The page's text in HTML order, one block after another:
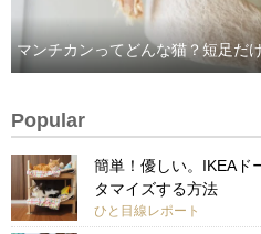
マンチカンってどんな猫？短足だ
Popular
簡単！優しい。IKEAド
タマイズする方法
ひと目線レポート